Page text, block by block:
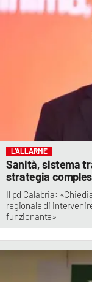
L’ALLARME
Sanità, sistema
strategia
Il pd Calabria:
regionale di
funzionante»